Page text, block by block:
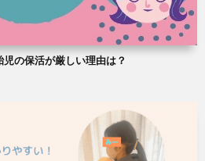
児の保活が厳しい理由は？